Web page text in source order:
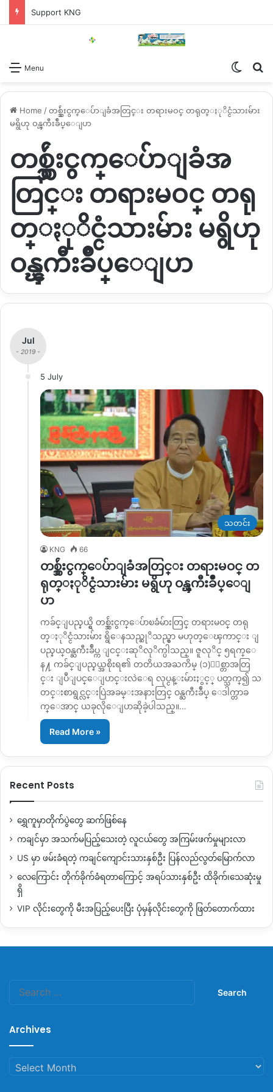
Support KNG
Menu
Home /တစ္သွ်ဴးငွက္ေပ်ာျခံအတြင္း တရားမဝင္ တရုတ္ႏုိင္ငံသားမ်ား
မရွိဟု ဝန္ၾကီးခ်ဳပ္ေျပာ
တစ္သွ်ဴးငွက္ေပ်ာျခံအ
တြင္း တရားမဝင္ တရု
တ္ႏုိင္ငံသားမ်ား မရွိဟု
ဝန္ၾကီးခ်ဳပ္ေျပာ
Jul
- 2019 -
5 July
သတင်း
KNG 66
တစ္သွ်ဴးငွက္ေပ်ာျခံအတြင္း တရားမဝင္ တ
ရုတ္ႏုိင္ငံသားမ်ား မရွိဟု ဝန္ၾကီးခ်ဳပ္ေျ
ပာ
ကခ်င္ျပည္နယ္ရွိ တစ္သွ်ဴးငွက္ေပ်ာၿခံမ်ားတြင္ တရားမဝင္ တရု
တ္ႏုိင္ငံသားမ်ား ရွိေနသည္ဆုိသည္မွာ မဟုတ္ေၾကာင္း ျ
ပည္နယ္ဝန္ႀကီးခ်ဳပ္က ျငင္းဆုိလုိက္ပါသည္။ ဇူလုိင္ ၅ရက္ေ
န႔ ကခ်င္ျပည္နယ္အစိုးရ၏ တတိယအႀကိမ္ (၁)ႏွစ္တာအတြ
င္း ျပဳျပင္ေျပာင္းလဲေရ လုပ္ငန္းမ်ားႏွင့္ ပတ္သက္၍ သ
တင္းစာရွင္လင္းပြဲအခမ္းအနားတြင္ ဝန္ႀကီးခ်ဳပ္ ေဒါက္တာခ
က္ေအာင္ ယခုလိုေျပာဆိုခဲ့ပါသည္။…
Read More »
Recent Posts
ရွှေကူမှာတိုက်ပွဲတွေ ဆက်ဖြစ်နေ
ကချင်မှာ အသက်မပြည့်သေးတဲ့ လူငယ်တွေ အကြမ်းဖက်မှုများလာ
US မှာ ဖမ်းခံရတဲ့ ကချင်ကျောင်းသားနှစ်ဦး ပြန်လည်လွတ်မြောက်လာ
လေကြောင်း တိုက်ခိုက်ခံရတာကြောင့် အရပ်သားနှစ်ဦး ထိခိုက်၊သေဆုံးမှု
ရှိ
VIP လိုင်းတွေကို မီးအပြည့်ပေးပြီး ပုံမှန်လိုင်းတွေကို ဖြတ်တောက်ထား
Archives
Archives